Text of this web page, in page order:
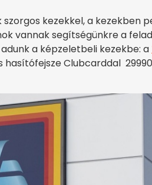
kezekkel, a kezekben
vannak segítségünkre a
a képzeletbeli kezekbe: a
hasítófejsze Clubcarddal